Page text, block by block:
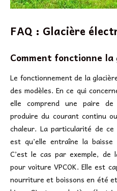
FAQ : Glacière
Comment fonctionne
Le fonctionnement de la
des modèles. En ce qui
elle comprend une paire
produire du courant continu
chaleur. La particularité de
est qu’elle entraîne la
C’est le cas par exemple, de
pour voiture VPCOK. Elle est
nourriture et boissons en été